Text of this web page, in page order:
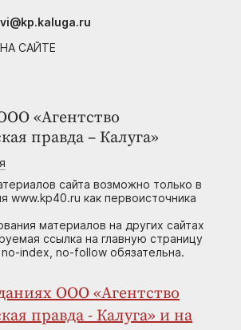
«Агентство
правда – Калуга»
сайта возможно только в
www.kp40.ru как первоисточника
материалов на других сайтах
ссылка на главную страницу
index, no-follow обязательна.
ООО «Агентство
правда - Калуга» и на
САЙТЕ